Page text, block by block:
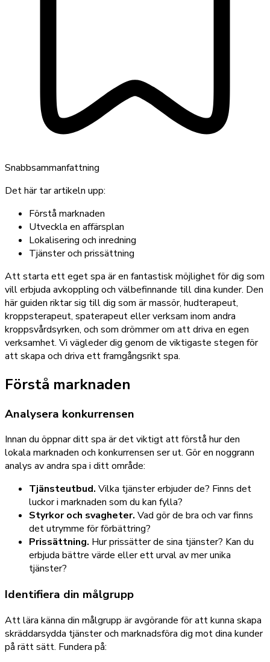
Snabbsammanfattning
Det här tar artikeln upp:
Förstå marknaden
Utveckla en affärsplan
Lokalisering och inredning
Tjänster och prissättning
Att starta ett eget spa är en fantastisk möjlighet för dig som
vill erbjuda avkoppling och välbefinnande till dina kunder. Den
här guiden riktar sig till dig som är massör, hudterapeut,
kroppsterapeut, spaterapeut eller verksam inom andra
kroppsvårdsyrken, och som drömmer om att driva en egen
verksamhet. Vi vägleder dig genom de viktigaste stegen för
att skapa och driva ett framgångsrikt spa.
Förstå marknaden
Analysera konkurrensen
Innan du öppnar ditt spa är det viktigt att förstå hur den
lokala marknaden och konkurrensen ser ut. Gör en noggrann
analys av andra spa i ditt område:
Tjänsteutbud. Vilka tjänster erbjuder de? Finns det
luckor i marknaden som du kan fylla?
Styrkor och svagheter. Vad gör de bra och var finns
det utrymme för förbättring?
Prissättning. Hur prissätter de sina tjänster? Kan du
erbjuda bättre värde eller ett urval av mer unika
tjänster?
Identifiera din målgrupp
Att lära känna din målgrupp är avgörande för att kunna skapa
skräddarsydda tjänster och marknadsföra dig mot dina kunder
på rätt sätt. Fundera på: